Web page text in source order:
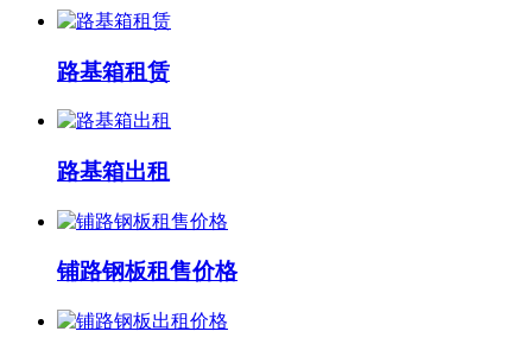
路基箱租赁
路基箱出租
铺路钢板租售价格